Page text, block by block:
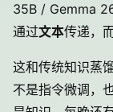
35B / Gemma
通过文本传递，
这和传统知识蒸
不是指令微调，